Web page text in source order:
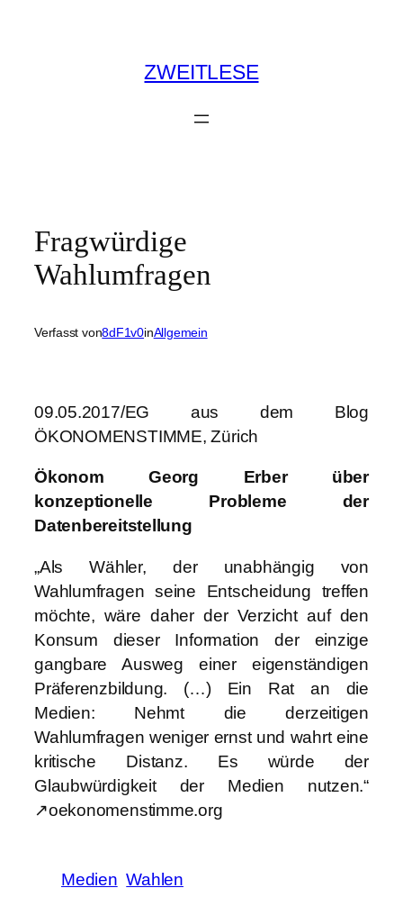
ZWEITLESE
Fragwürdige
Wahlumfragen
Verfasst von8dF1v0inAllgemein
09.05.2017/EG aus dem Blog
ÖKONOMENSTIMME, Zürich
Ökonom Georg Erber über
konzeptionelle Probleme der
Datenbereitstellung
„Als Wähler, der unabhängig von
Wahlumfragen seine Entscheidung treffen
möchte, wäre daher der Verzicht auf den
Konsum dieser Information der einzige
gangbare Ausweg einer eigenständigen
Präferenzbildung. (…) Ein Rat an die
Medien: Nehmt die derzeitigen
Wahlumfragen weniger ernst und wahrt eine
kritische Distanz. Es würde der
Glaubwürdigkeit der Medien nutzen.“
↗oekonomenstimme.org
Medien Wahlen